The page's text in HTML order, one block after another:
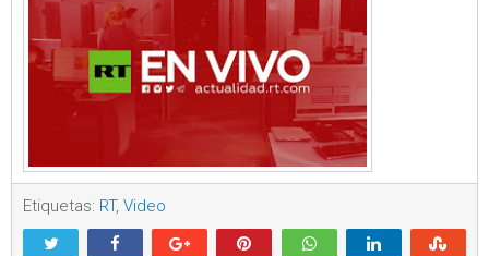
Etiquetas: RT, Video